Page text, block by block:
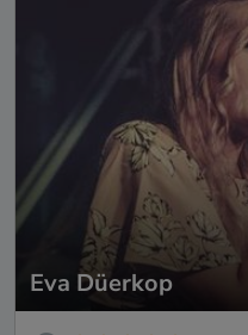
Eva Düerkop